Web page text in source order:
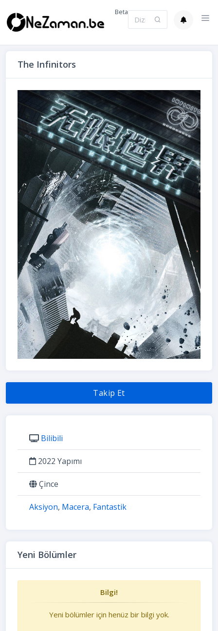
Beta
The Infinitors
Takip Et
Bilibili
2022 Yapımı
Çince
Aksiyon, Macera, Fantastik
Yeni Bölümler
Bilgi!
Yeni bölümler için henüz bir bilgi yok.